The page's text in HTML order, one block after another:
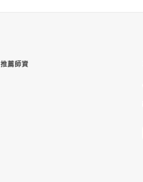
推薦師資